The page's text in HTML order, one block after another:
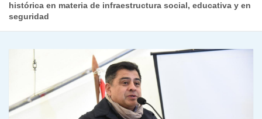
histórica en materia de infraestructura social, educativa y en
seguridad